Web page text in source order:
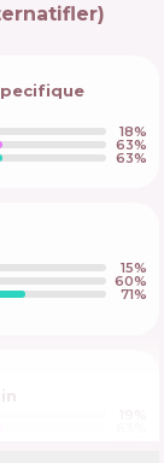
18%
63%
63%
15%
60%
71%